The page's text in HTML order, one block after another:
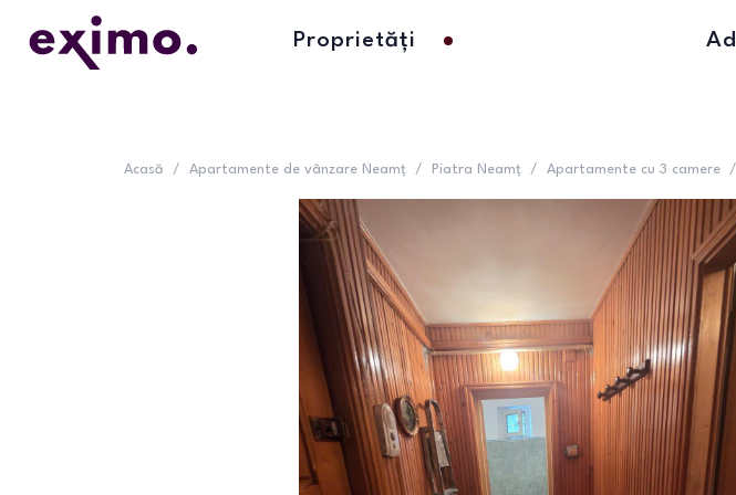
Proprietăți
Acasă / Apartamente de vânzare Neamț / Piatra Neamț / Apartamente cu 3 camere /